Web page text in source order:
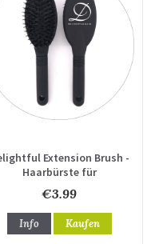
Extension Brush -
Haarbürste für
Haarverlängerungen
€3.99
Info Kaufen